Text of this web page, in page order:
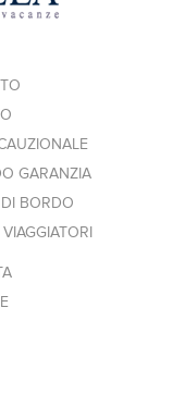
GARANZIA
BORDO